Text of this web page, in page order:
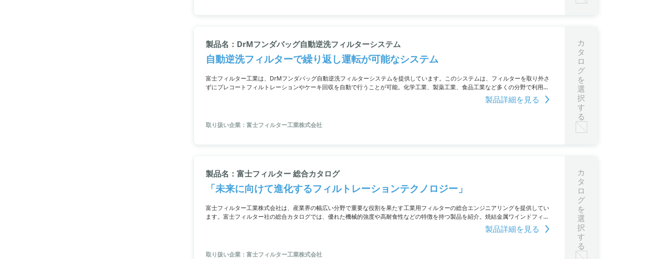
製品名：DrMフンダバッグ自動逆洗フィルターシステム
自動逆洗フィルターで繰り返し運転が可能なシステム
富士フィルター工業は、DrMフンダバッグ自動逆洗フィルターシステムを提供しています。このシステムは、フィルターを取り外さ
ずにプレコートフィルトレーションやケーキ回収を自動で行うことが可能。化学工業、製薬工業、食品工業など多くの分野で利用さ
れており、着実な成果を上げています。また、腐食性の高い流体にも応用が可能であり、豊富な実績を持っているのが特徴。さら
製品詳細を見る
取り扱い企業：富士フィルター工業株式会社
カ
タ
ロ
グ
を
選
択
す
る
製品名：富士フィルター 総合カタログ
「未来に向けて進化するフィルトレーションテクノロジー」
富士フィルター工業株式会社は、産業界の幅広い分野で重要な役割を果たす工業用フィルターの総合エンジニアリングを提供してい
ます。富士フィルター社の総合カタログでは、優れた機械的強度や高耐食性などの特徴を持つ製品を紹介。焼結金属ワインドフィル
ター「フジロイ」、焼結金属不織布フィルター「フジ・メタルファイバー」、空気流動用金属多孔質体「フジフロ」など、幅広い応
製品詳細を見る
取り扱い企業：富士フィルター工業株式会社
カ
タ
ロ
グ
を
選
択
す
る